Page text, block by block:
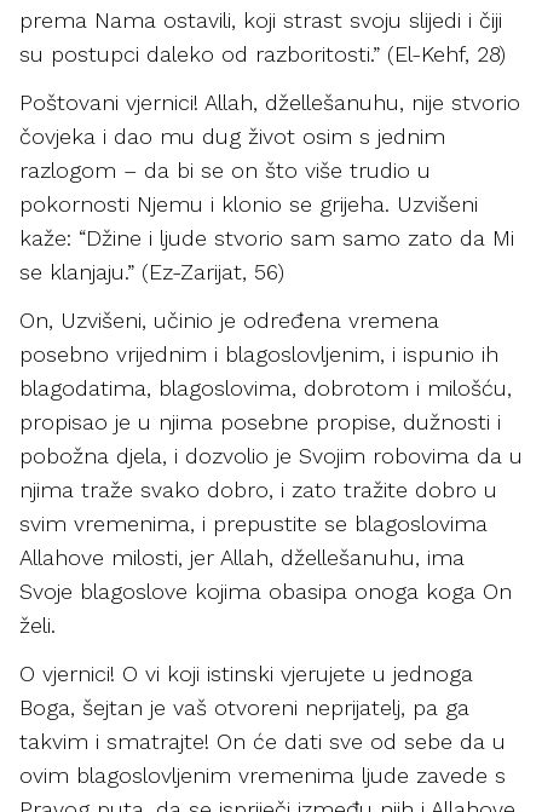
prema Nama ostavili, koji strast svoju slijedi i čiji
su postupci daleko od razboritosti.” (El-Kehf, 28)
Poštovani vjernici! Allah, džellešanuhu, nije stvorio
čovjeka i dao mu dug život osim s jednim
razlogom – da bi se on što više trudio u
pokornosti Njemu i klonio se grijeha. Uzvišeni
kaže: “Džine i ljude stvorio sam samo zato da Mi
se klanjaju.” (Ez-Zarijat, 56)
On, Uzvišeni, učinio je određena vremena
posebno vrijednim i blagoslovljenim, i ispunio ih
blagodatima, blagoslovima, dobrotom i milošću,
propisao je u njima posebne propise, dužnosti i
pobožna djela, i dozvolio je Svojim robovima da u
njima traže svako dobro, i zato tražite dobro u
svim vremenima, i prepustite se blagoslovima
Allahove milosti, jer Allah, džellešanuhu, ima
Svoje blagoslove kojima obasipa onoga koga On
želi.
O vjernici! O vi koji istinski vjerujete u jednoga
Boga, šejtan je vaš otvoreni neprijatelj, pa ga
takvim i smatrajte! On će dati sve od sebe da u
ovim blagoslovljenim vremenima ljude zavede s